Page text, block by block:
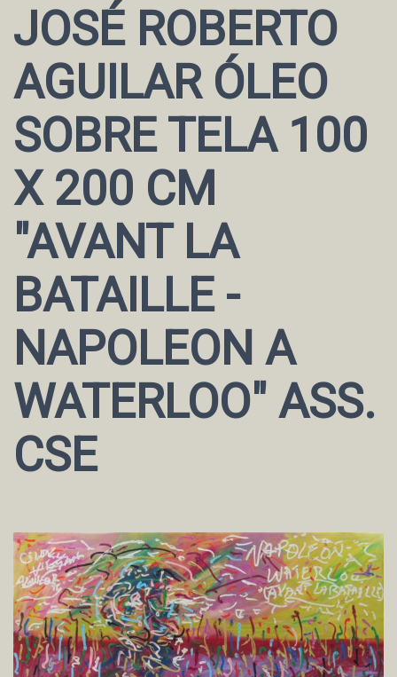
JOSÉ ROBERTO
AGUILAR ÓLEO
SOBRE TELA 100
X 200 CM
"AVANT LA
BATAILLE -
NAPOLEON A
WATERLOO" ASS.
CSE